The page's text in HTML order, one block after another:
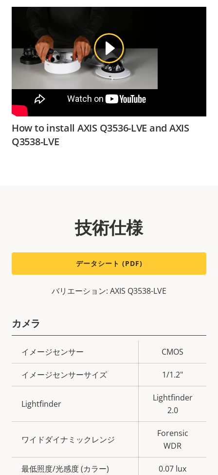
How to install AXIS Q3536-LVE and AXIS
Q3538-LVE
技術仕様
データシート (PDF)
バリエーション: AXIS Q3538-LVE
カメラ
プ
ロ
パ
テ
ィ
明
プ
ロ
パ
テ
イメージセンサー CMOS
イメージセンサーサイズ 1/1.2"
Lightfinder
Lightfinder
2.0
ワイドダイナミックレンジ
Forensic
WDR
最低照度/光感度 (カラー) 0.07 lux